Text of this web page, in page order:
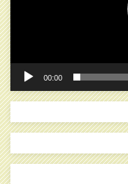
ー
ヤ
ー
00:00